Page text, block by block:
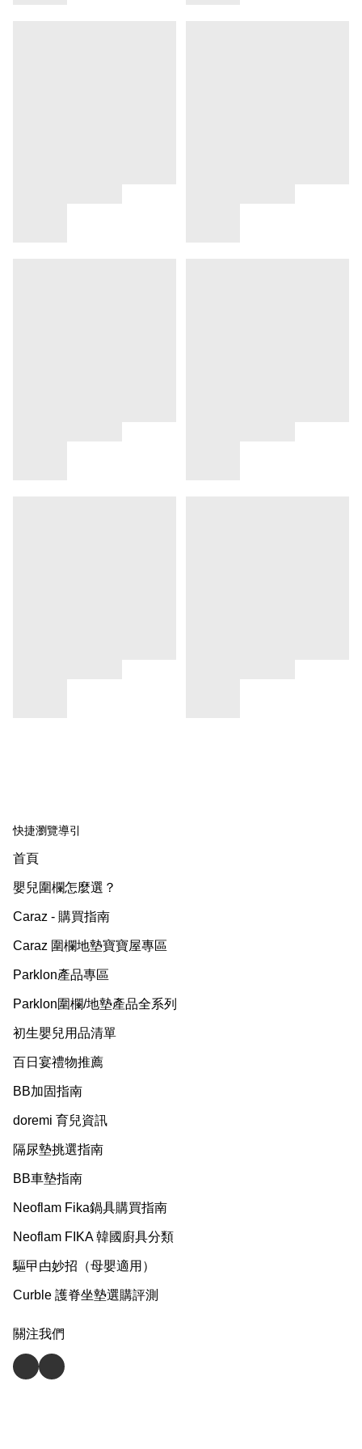
快捷瀏覽導引
首頁
嬰兒圍欄怎麼選？
Caraz - 購買指南
Caraz 圍欄地墊寶寶屋專區
Parklon產品專區
Parklon圍欄/地墊產品全系列
初生嬰兒用品清單
百日宴禮物推薦
BB加固指南
doremi 育兒資訊
隔尿墊挑選指南
BB車墊指南
Neoflam Fika鍋具購買指南
Neoflam FIKA 韓國廚具分類
驅曱甴妙招（母嬰適用）
Curble 護脊坐墊選購評測
關注我們